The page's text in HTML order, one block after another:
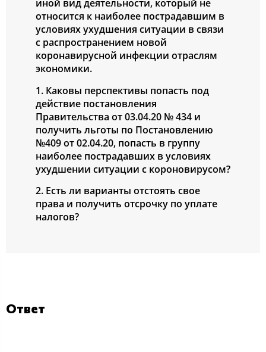
иной вид деятельности, который не
относится к наиболее пострадавшим в
условиях ухудшения ситуации в связи
с распространением новой
коронавирусной инфекции отраслям
экономики.
1. Каковы перспективы попасть под
действие постановления
Правительства от 03.04.20 № 434 и
получить льготы по Постановлению
№409 от 02.04.20, попасть в группу
наиболее пострадавших в условиях
ухудшении ситуации с короновирусом?
2. Есть ли варианты отстоять свое
права и получить отсрочку по уплате
налогов?
Ответ